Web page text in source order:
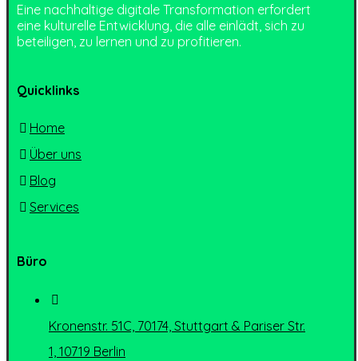
Eine nachhaltige digitale Transformation erfordert
eine kulturelle Entwicklung, die alle einlädt, sich zu
beteiligen, zu lernen und zu profitieren.
Quicklinks
Home
Über uns
Blog
Services
Büro
Kronenstr. 51C, 70174, Stuttgart & Pariser Str.
1, 10719 Berlin